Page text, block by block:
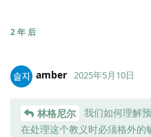
2 年 后
amber 2025年5月10日
林格尼尔
我们如何理解
在处理这个教义时必须格外的